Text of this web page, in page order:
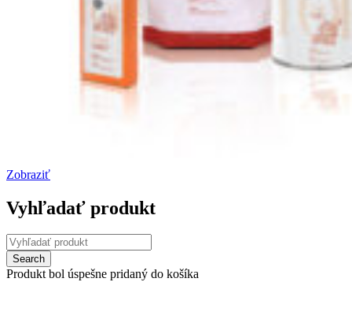
Zobraziť
Vyhľadať produkt
Produkt bol úspešne pridaný do košíka